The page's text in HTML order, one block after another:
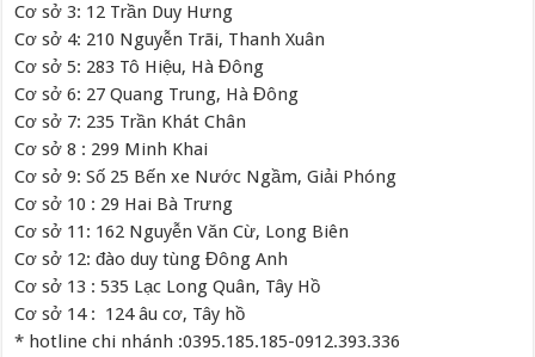
Cơ sở 3: 12 Trần Duy Hưng
Cơ sở 4: 210 Nguyễn Trãi, Thanh Xuân
Cơ sở 5: 283 Tô Hiệu, Hà Đông
Cơ sở 6: 27 Quang Trung, Hà Đông
Cơ sở 7: 235 Trần Khát Chân
Cơ sở 8 : 299 Minh Khai
Cơ sở 9: Số 25 Bến xe Nước Ngầm, Giải Phóng
Cơ sở 10 : 29 Hai Bà Trưng
Cơ sở 11: 162 Nguyễn Văn Cừ, Long Biên
Cơ sở 12: đào duy tùng Đông Anh
Cơ sở 13 : 535 Lạc Long Quân, Tây Hồ
Cơ sở 14 : 124 âu cơ, Tây hồ
* hotline chi nhánh :0395.185.185-0912.393.336